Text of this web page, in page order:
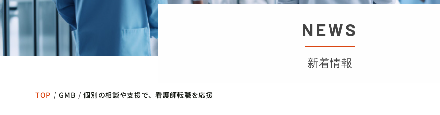
NEWS
新着情報
TOP / GMB / 個別の相談や支援で、看護師転職を応援